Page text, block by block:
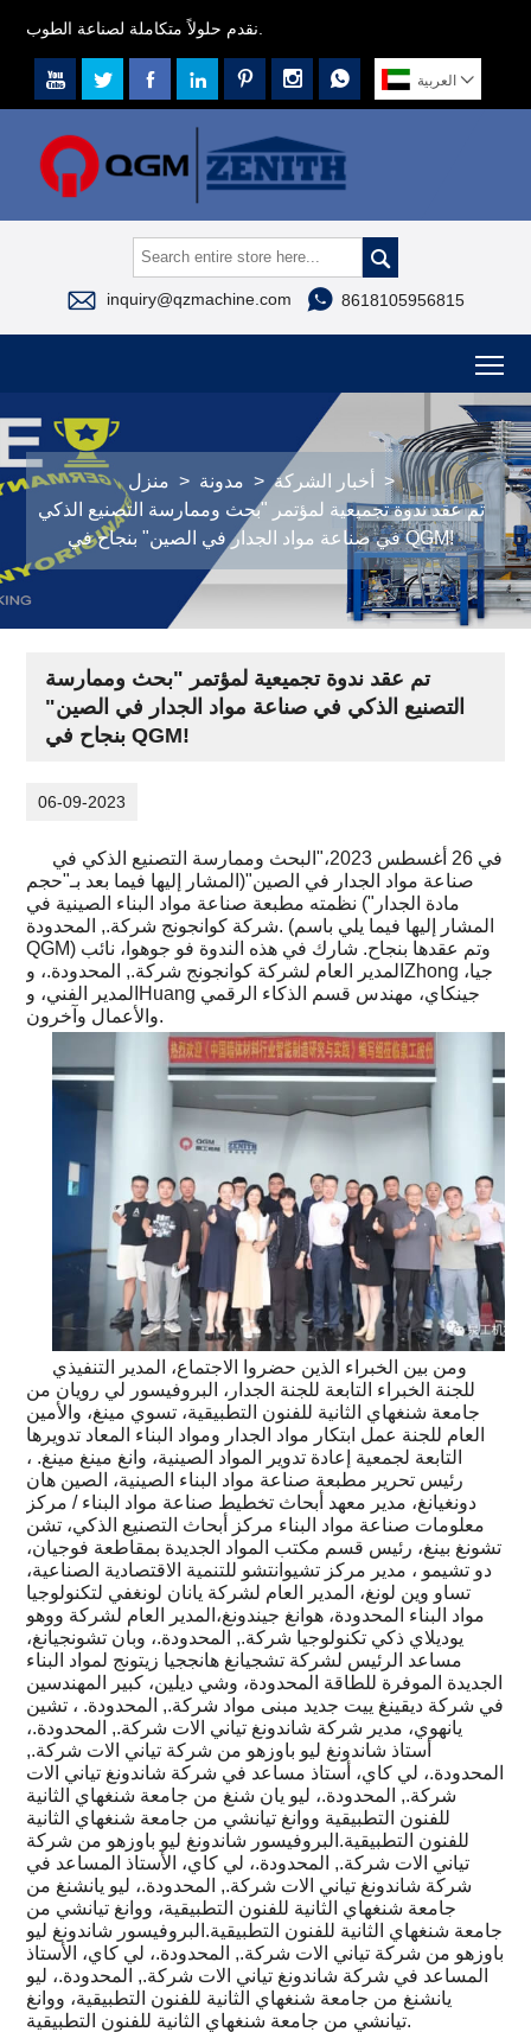
       العربية 

 inquiry@qzmachine.com  8618105956815
منزل > مدونة > أخبار الشركة
>
تم عقد ندوة تجميعية لمؤتمر "بحث وممارسة التصنيع الذكي
في صناعة مواد الجدار في الصين" بنجاح في QGM!
تم عقد ندوة تجميعية لمؤتمر "بحث وممارسة
التصنيع الذكي في صناعة مواد الجدار في الصين"
بنجاح في QGM!
06-09-2023
في 26 أغسطس 2023،"البحث وممارسة التصنيع الذكي في
صناعة مواد الجدار في الصين"(المشار إليها فيما بعد بـ"حجم
مادة الجدار") نظمته مطبعة صناعة مواد البناء الصينية في
شركة كوانجونج شركة., المحدودة. (المشار إليها فيما يلي باسم
QGM) وتم عقدها بنجاح. شارك في هذه الندوة فو جوهوا، نائب
المدير العام لشركة كوانجونج شركة., المحدودة.، وZhong جيا،
المدير الفني، وHuang جينكاي، مهندس قسم الذكاء الرقمي
والأعمال وآخرون.
ومن بين الخبراء الذين حضروا الاجتماع، المدير التنفيذي
للجنة الخبراء التابعة للجنة الجدار، البروفيسور لي رويان من
جامعة شنغهاي الثانية للفنون التطبيقية، تسوي مينغ، والأمين
العام للجنة عمل ابتكار مواد الجدار ومواد البناء المعاد تدويرها
التابعة لجمعية إعادة تدوير المواد الصينية، وانغ مينغ مينغ. ،
رئيس تحرير مطبعة صناعة مواد البناء الصينية، الصين هان
دونغيانغ، مدير معهد أبحاث تخطيط صناعة مواد البناء / مركز
معلومات صناعة مواد البناء مركز أبحاث التصنيع الذكي، تشن
تشونغ بينغ، رئيس قسم مكتب المواد الجديدة بمقاطعة فوجيان،
دو تشيمو ، مدير مركز تشيوانتشو للتنمية الاقتصادية الصناعية،
تساو وين لونغ، المدير العام لشركة يانان لونغفي لتكنولوجيا
مواد البناء المحدودة، هوانغ جيندونغ،المدير العام لشركة ووهو
يوديلاي ذكي تكنولوجيا شركة., المحدودة.، وبان تشونجيانغ،
مساعد الرئيس لشركة تشجيانغ هانججيا زيتونج لمواد البناء
الجديدة الموفرة للطاقة المحدودة، وشي ديلين، كبير المهندسين
في شركة ديقينغ ييت جديد مبنى مواد شركة., المحدودة. ، تشين
يانهوي، مدير شركة شاندونغ تياني الات شركة., المحدودة.،
أستاذ شاندونغ ليو باوزهو من شركة تياني الات شركة.,
المحدودة.، لي كاي، أستاذ مساعد في شركة شاندونغ تياني الات
شركة., المحدودة.، ليو يان شنغ من جامعة شنغهاي الثانية
للفنون التطبيقية ووانغ تيانشي من جامعة شنغهاي الثانية
للفنون التطبيقية.البروفيسور شاندونغ ليو باوزهو من شركة
تياني الات شركة., المحدودة.، لي كاي، الأستاذ المساعد في
شركة شاندونغ تياني الات شركة., المحدودة.، ليو يانشنغ من
جامعة شنغهاي الثانية للفنون التطبيقية، ووانغ تيانشي من
جامعة شنغهاي الثانية للفنون التطبيقية.البروفيسور شاندونغ ليو
باوزهو من شركة تياني الات شركة., المحدودة.، لي كاي، الأستاذ
المساعد في شركة شاندونغ تياني الات شركة., المحدودة.، ليو
يانشنغ من جامعة شنغهاي الثانية للفنون التطبيقية، ووانغ
تيانشي من جامعة شنغهاي الثانية للفنون التطبيقية.